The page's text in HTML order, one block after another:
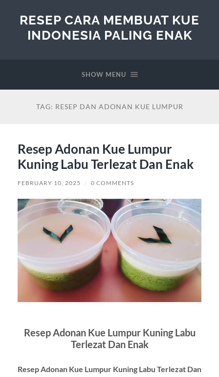
RESEP CARA MEMBUAT KUE
INDONESIA PALING ENAK
SHOW MENU
TAG: RESEP DAN ADONAN KUE LUMPUR
Resep Adonan Kue Lumpur
Kuning Labu Terlezat Dan Enak
FEBRUARY 10, 2025 / 0 COMMENTS
Resep Adonan Kue Lumpur Kuning Labu
Terlezat Dan Enak
Resep Adonan Kue Lumpur Kuning Labu Terlezat Dan